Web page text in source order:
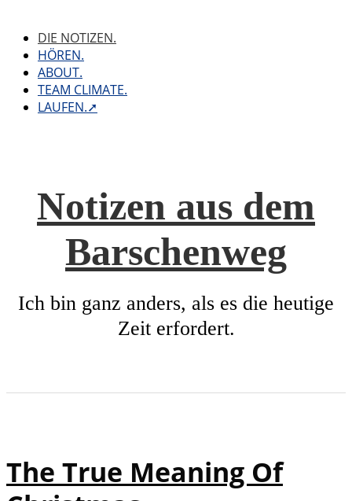
contentDIE NOTIZEN.
HÖREN.
ABOUT.
TEAM CLIMATE.
LAUFEN.➚
Notizen aus dem
Barschenweg
Ich bin ganz anders, als es die heutige
Zeit erfordert.
The True Meaning Of